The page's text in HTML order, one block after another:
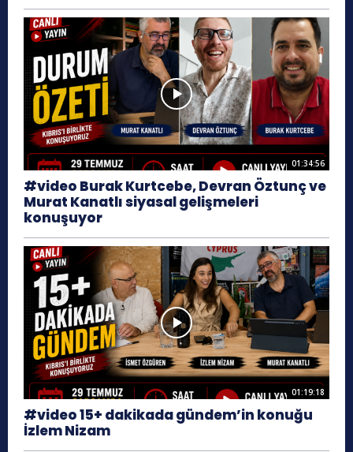
01:34:56
#video Burak Kurtcebe, Devran Öztunç ve
Murat Kanatlı siyasal gelişmeleri
konuşuyor
01:19:18
#video 15+ dakikada gündem’in konuğu
İzlem Nizam